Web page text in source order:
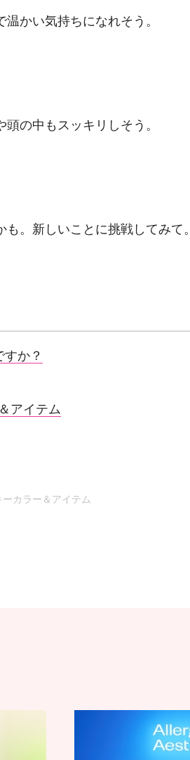
かい気持ちになれそう。
の中もスッキリしそう。
。新しいことに挑戦してみて。
か？
アイテム
カラー＆アイテム